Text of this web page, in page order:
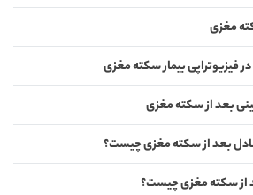
مغزی
فیزیوتراپی بیمار سکته مغزی
بعد از سکته مغزی
بعد از سکته مغزی چیست؟
از سکته مغزی چیست؟